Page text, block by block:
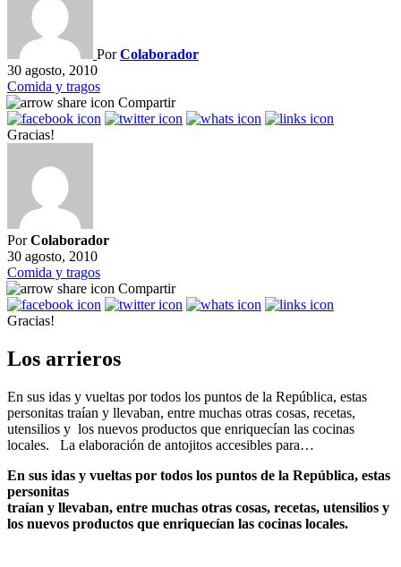
PorColaborador
30 agosto, 2010
Comida y tragos
Compartir
Gracias!
PorColaborador
30 agosto, 2010
Comida y tragos
Compartir
Gracias!
Los arrieros
En sus idas y vueltas por todos los puntos de la República, estas
personitas traían y llevaban, entre muchas otras cosas, recetas,
utensilios y los nuevos productos que enriquecían las cocinas
locales. La elaboración de antojitos accesibles para…
En sus idas y vueltas por todos los puntos de la República, estas
personitas
traían y llevaban, entre muchas otras cosas, recetas, utensilios y
los nuevos productos que enriquecían las cocinas locales.